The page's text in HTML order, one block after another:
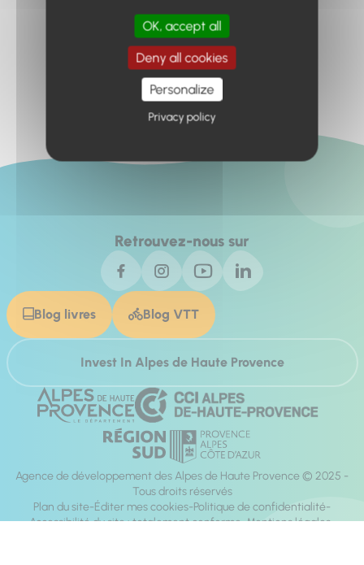
Retour à l'accueil
Retrouvez-nous sur
Blog livres Blog VTT
Invest In Alpes de Haute Provence
Agence de développement des Alpes de Haute Provence © 2025 -
Tous droits réservés
Plan du site Éditer mes cookies Politique de confidentialité
Accessibilité du site : totalement conforme Mentions légales
OK, accept all
Deny all cookies
Personalize
Privacy policy